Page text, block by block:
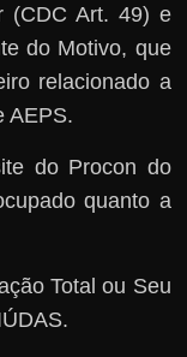
(CDC Art. 49) e
do Motivo, que
relacionado a
AEPS.
do Procon do
quanto a
Total ou Seu